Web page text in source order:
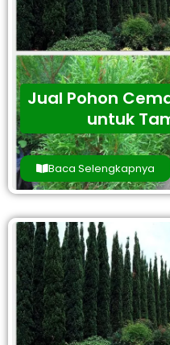
Jual Pohon
untuk
Baca Selengkapnya